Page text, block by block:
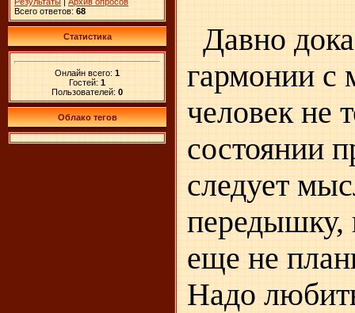
Всего ответов: 68
Статистика
Онлайн всего: 1
Гостей: 1
Пользователей: 0
Облако тегов
Давно
гармонии с
человек не
состоянии
следует
передышку,
еще не
Надо